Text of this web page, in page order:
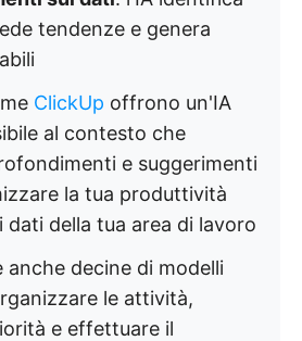
tendenze e genera
ClickUp offrono un'IA
al contesto che
e suggerimenti
la tua produttività
dati della tua area di lavoro
anche decine di modelli
le attività,
e effettuare il